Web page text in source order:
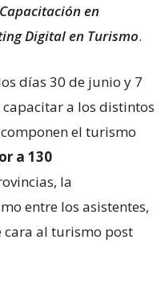
en
Digital en Turismo.
días 30 de junio y 7
a los distintos
el turismo
a 130
la
entre los asistentes,
al turismo post